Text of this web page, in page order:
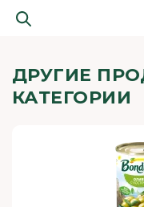
ДРУГИЕ
КАТЕГОРИИ